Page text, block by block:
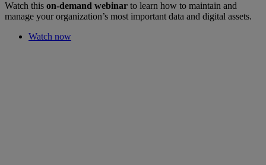
Watch this on-demand webinar to learn how to maintain and
manage your organization’s most important data and digital assets.
Watch now